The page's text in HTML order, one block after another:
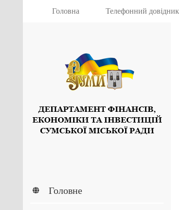
Головна Телефонний довідник
Головне